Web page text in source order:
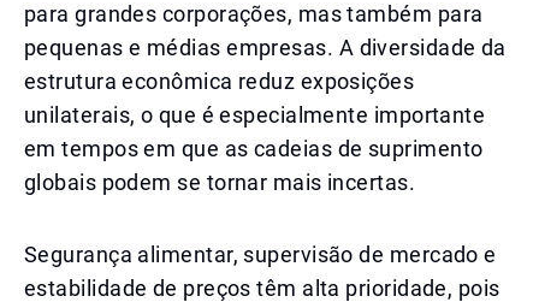
para grandes corporações, mas também para
pequenas e médias empresas. A diversidade da
estrutura econômica reduz exposições
unilaterais, o que é especialmente importante
em tempos em que as cadeias de suprimento
globais podem se tornar mais incertas.
Segurança alimentar, supervisão de mercado e
estabilidade de preços têm alta prioridade, pois